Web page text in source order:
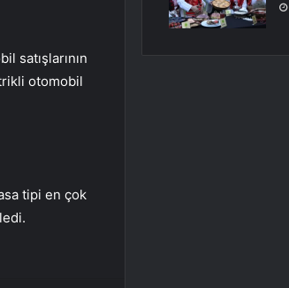
satışlarının
otomobil
tipi en çok